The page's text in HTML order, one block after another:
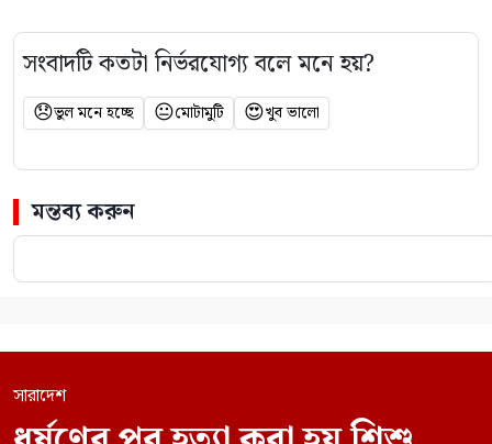
সংবাদটি কতটা নির্ভরযোগ্য বলে মনে হয়?
😞ভুল মনে হচ্ছে 😐মোটামুটি 😍খুব ভালো
মন্তব্য করুন
সারাদেশ